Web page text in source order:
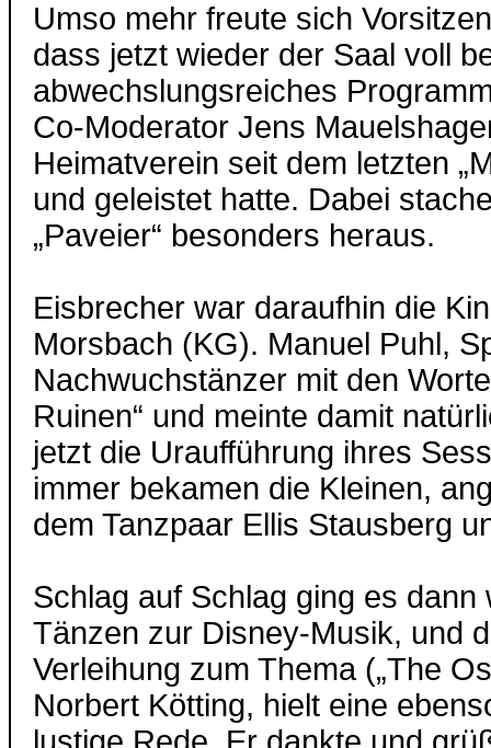
Umso mehr freute sich
dass jetzt wieder der Saal voll
abwechslungsreiches
Co-Moderator Jens
Heimatverein seit dem letzten
und geleistet hatte. Dabei
„Paveier“ besonders heraus.
Eisbrecher war daraufhin die
Morsbach (KG). Manuel Puhl,
Nachwuchstänzer mit den
Ruinen“ und meinte damit
jetzt die Uraufführung ihres
immer bekamen die Kleinen,
dem Tanzpaar Ellis Stausberg
Schlag auf Schlag ging es
Tänzen zur Disney-Musik, und
Verleihung zum Thema („The
Norbert Kötting, hielt eine